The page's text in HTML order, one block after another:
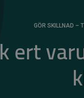
GÖR SKILLNAD –
ert